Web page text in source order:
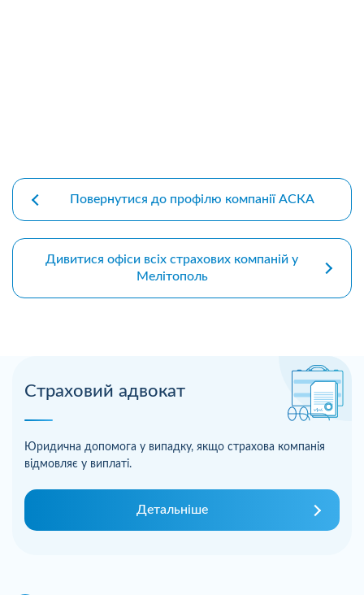
Страховий адвокат
Юридична допомога у випадку, якщо страхова компанія
відмовляє у виплаті.
Детальніше
Повернутися до профілю компанії АСКА
Дивитися офіси всіх страхових компаній у
Мелітополь